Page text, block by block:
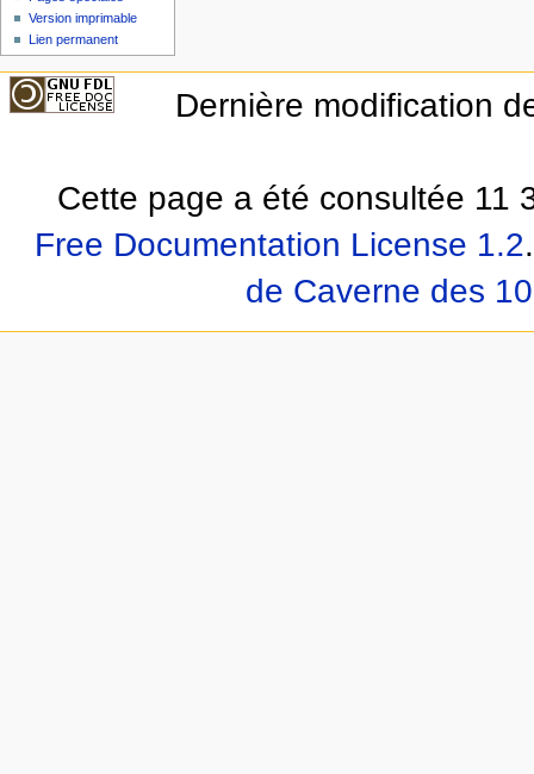
Version imprimable
Lien permanent
Dernière modification
Cette page a été consultée 11
Free Documentation License 1.2.
de Caverne des